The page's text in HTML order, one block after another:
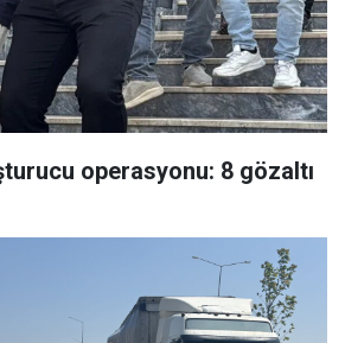
operasyonu: 8 gözaltı